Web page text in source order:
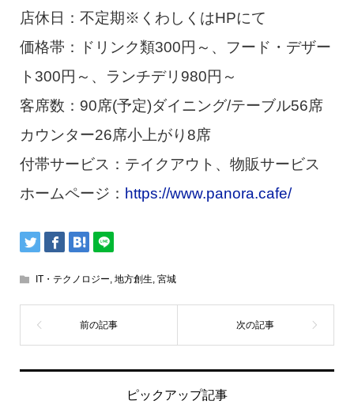
店休日：不定期※くわしくはHPにて
価格帯：ドリンク類300円～、フード・デザー
ト300円～、ランチデリ980円～
客席数：90席(予定)ダイニング/テーブル56席
カウンター26席小上がり8席
付帯サービス：テイクアウト、物販サービス
ホームページ： https://www.panora.cafe/
IT・テクノロジー, 地方創生, 宮城
ピックアップ記事